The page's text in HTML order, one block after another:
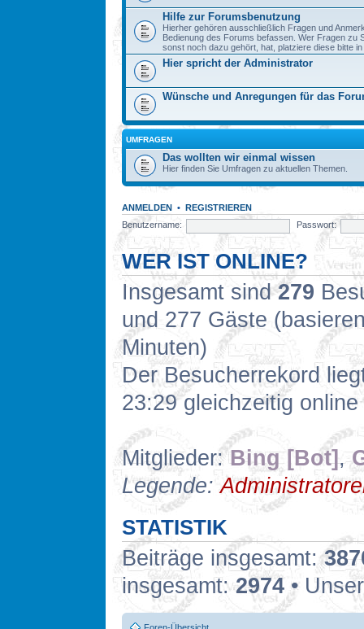
Hilfe zur Forumsbenutzung
Hierher gehören ausschließlich Fragen und
Bedienung des Forums befassen. Wer Fragen zu
sonst noch dazu gehört, hat, platziere diese bitte
Hier spricht der Administrator
Wünsche und Anregungen für das
UMFRAGEN
Das wollten wir einmal wissen
Hier finden Sie Umfragen zu aktuellen Themen.
ANMELDEN • REGISTRIEREN
Benutzername:
Passwort:
WER IST ONLINE?
Insgesamt sind279
und 277 Gäste
Minuten)
Der Besucherrekord
23:29 gleichzeitig
Mitglieder:Bing [Bot],
Legende:
STATISTIK
Beiträge insgesamt:
insgesamt:2974 •